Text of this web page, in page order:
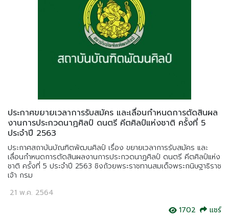
ประกาศขยายเวลาการรับสมัคร และเลื่อนกำหนดการตัดสินผล
งานการประกวดนาฏศิลป์ ดนตรี คีตศิลป์แห่งชาติ ครั้งที่ 5
ประจำปี 2563
ประกาศสถาบันบัณฑิตพัฒนศิลป์ เรื่อง ขยายเวลาการรับสมัคร และ
เลื่อนกำหนดการตัดสินผลงานการประกวดนาฏศิลป์ ดนตรี คีตศิลป์แห่ง
ชาติ ครั้งที่ 5 ประจำปี 2563 ชิงถ้วยพระราชทานสมเด็จพระกนิษฐาธิราช
เจ้า กรม
21 พ.ค. 2564
1702
แชร์